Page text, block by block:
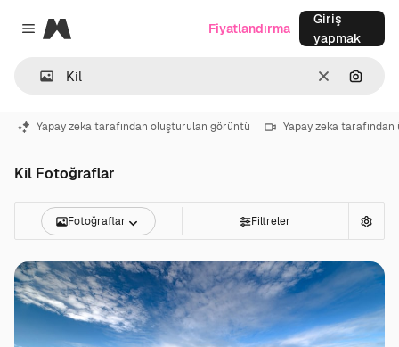
Close menu
Magnific
Temizlemek
Fiyatlandırma
Giriş
yapmak
Yapay zeka tarafından oluşturulan görüntü Yapay zeka
Kil Fotoğraflar
Fotoğraflar Filtreler